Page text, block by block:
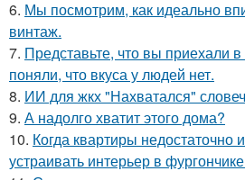
6. Мы посмотрим, как идеально
винтаж.
7. Представьте, что вы приехали в
поняли, что вкуса у людей нет.
8. ИИ для жкх "Нахватался"
9. А надолго хватит этого дома?
10. Когда квартиры недостаточно
устраивать интерьер в